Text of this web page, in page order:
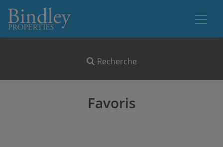
Recherche
Favoris